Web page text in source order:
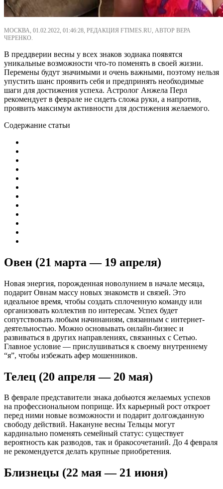
МОСКВА, 01.02.2022, 01:46:28, РЕДАКЦИЯ FTIMES.RU, АВТОР ВЕРА
ЧЕРЕНКО.
В преддверии весны у всех знаков зодиака появятся
уникальные возможности что-то поменять в своей жизни.
Перемены будут значимыми и очень важными, поэтому нельзя
упустить шанс проявить себя и предпринять необходимые
шаги для достижения успеха. Астролог Анжела Перл
рекомендует в феврале не сидеть сложа руки, а напротив,
проявить максимум активности для достижения желаемого.
Содержание статьи
Овен (21 марта — 19 апреля)
Новая энергия, порожденная новолунием в начале месяца,
подарит Овнам массу новых знакомств и связей. Это
идеальное время, чтобы создать сплоченную команду или
организовать коллектив по интересам. Успех будет
сопутствовать любым начинаниям, связанным с интернет-
деятельностью. Можно основывать онлайн-бизнес и
развиваться в других направлениях, связанных с Сетью.
Главное условие — прислушиваться к своему внутреннему
“я”, чтобы избежать афер мошенников.
Телец (20 апреля — 20 мая)
В феврале представители знака добьются желаемых успехов
на профессиональном поприще. Их карьерный рост откроет
перед ними новые возможности и подарит долгожданную
свободу действий. Накануне весны Тельцы могут
кардинально поменять семейный статус: существует
вероятность как разводов, так и бракосочетаний. До 4 февраля
не рекомендуется делать крупные приобретения.
Близнецы (22 мая — 21 июня)